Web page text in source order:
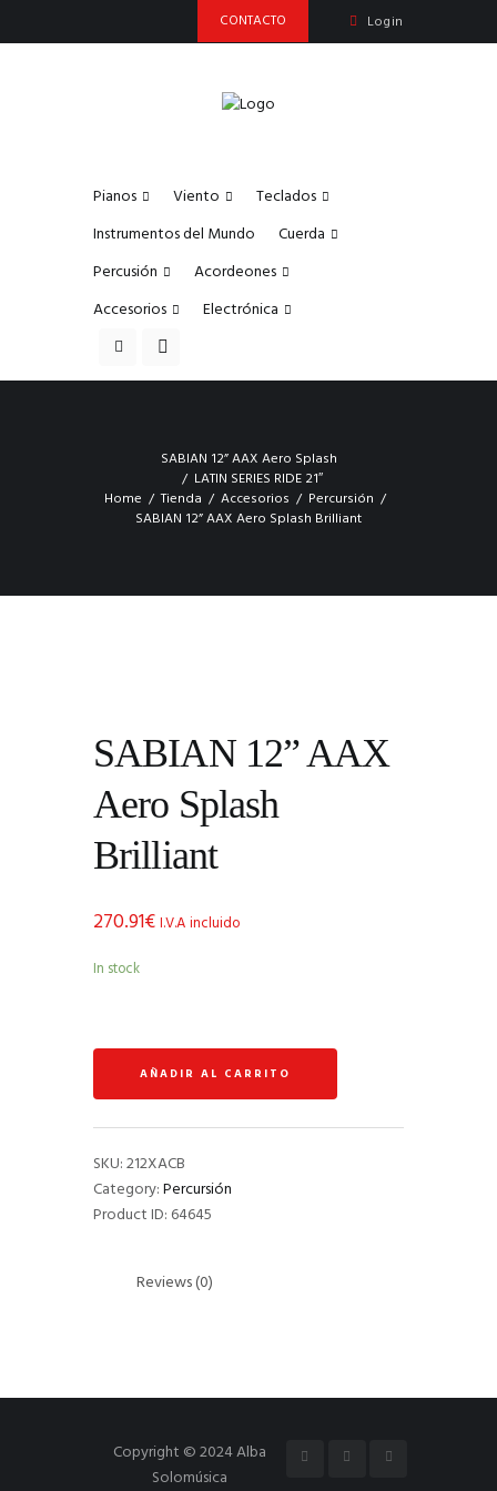
CONTACTO Login
Pianos Viento
Teclados
Instrumentos del Mundo
Cuerda
Percusión
Acordeones
Accesorios
Electrónica
SABIAN 12” AAX Aero Splash
LATIN SERIES RIDE 21″
Home
Tienda Accesorios
Percursión
SABIAN 12” AAX Aero Splash Brilliant
SABIAN 12” AAX
Aero Splash
Brilliant
270.91€I.V.A incluido
In stock
AAX
Brilliant
quantity
AÑADIR AL CARRITO
SKU:212XACB
Category:Percursión
Product ID: 64645
Reviews (0)
Copyright © 2024 Alba
Solomúsica